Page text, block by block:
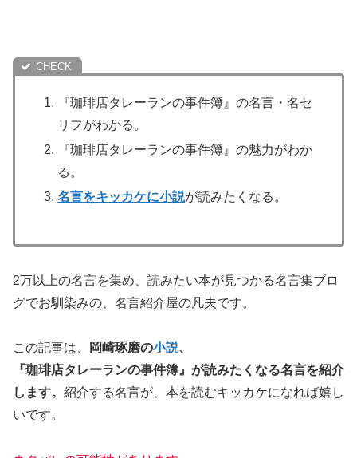
『珈琲店タレーランの事件簿』の名言・名セ
リフがわかる。
『珈琲店タレーランの事件簿』の魅力がわか
る。
名言をキッカケに小説が読みたくなる。
2万以上の名言を集め、読みたい本が見つかる名言集ブロ
グでお馴染みの、名言紹介屋の凡夫です。
この記事は、 岡崎琢磨の小説、
『珈琲店タレーランの事件簿』が読みたくなる名言を紹介
します。 紹介する名言が、本を読むキッカケになれば嬉し
いです。